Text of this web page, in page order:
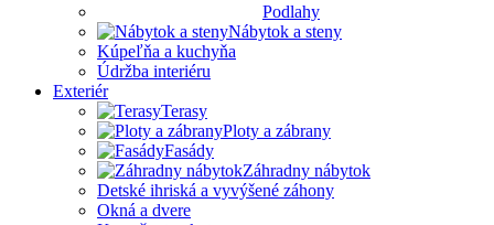
Podlahy
Nábytok a steny
Kúpeľňa a kuchyňa
Údržba interiéru
Exteriér
Terasy
Ploty a zábrany
Fasády
Záhradny nábytok
Detské ihriská a vyvýšené záhony
Okná a dvere